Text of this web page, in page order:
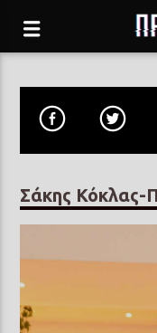
Σάκης Κόκλας-